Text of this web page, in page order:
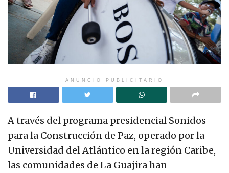
ANUNCIO PUBLICITARIO
A través del programa presidencial Sonidos
para la Construcción de Paz, operado por la
Universidad del Atlántico en la región Caribe,
las comunidades de La Guajira han